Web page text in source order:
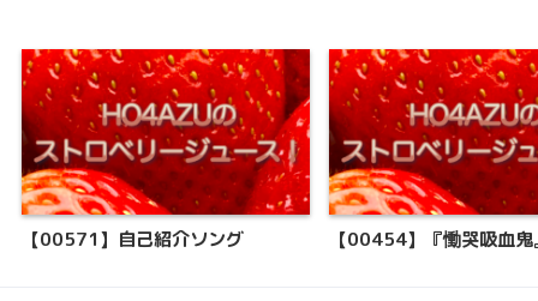
【00571】自己紹介ソング 【00454】『慟哭吸血鬼